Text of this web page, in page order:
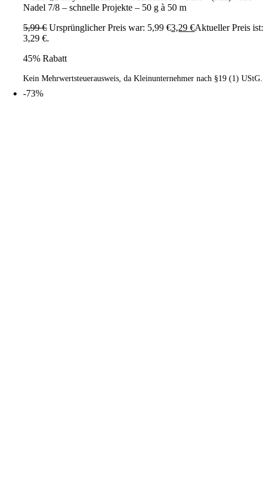
Nadel 7/8 – schnelle Projekte – 50 g à 50 m
5,99€ Ursprünglicher Preis war: 5,99 €3,29€Aktueller Preis ist:
3,29 €.
45% Rabatt
Kein Mehrwertsteuerausweis, da Kleinunternehmer nach §19 (1) UStG.
-73%